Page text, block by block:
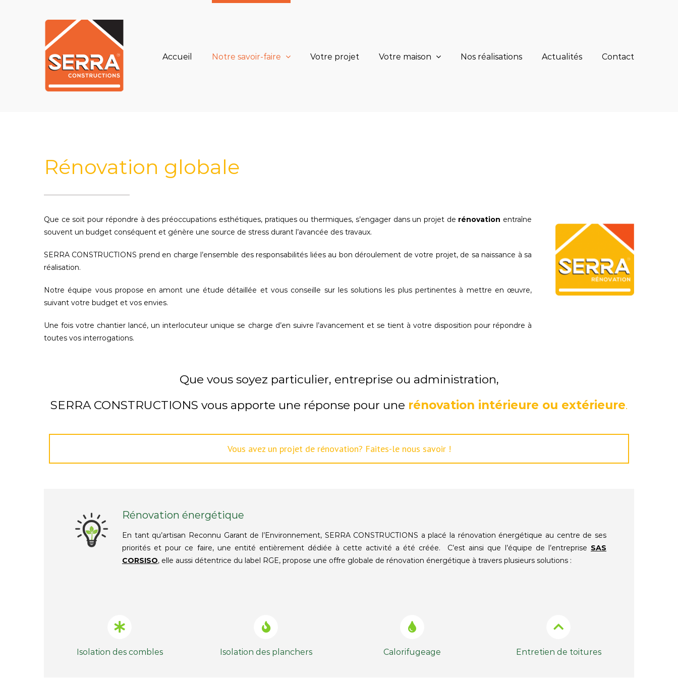
Accueil Notre savoir-faire Votre projet Votre maison Nos réalisations Actualités Contact
Rénovation globale
Que ce soit pour répondre à des préoccupations esthétiques, pratiques ou thermiques, s’engager dans un projet de rénovation entraîne
souvent un budget conséquent et génère une source de stress durant l’avancée des travaux.
SERRA CONSTRUCTIONS prend en charge l’ensemble des responsabilités liées au bon déroulement de votre projet, de sa naissance à sa
réalisation.
Notre équipe vous propose en amont une étude détaillée et vous conseille sur les solutions les plus pertinentes à mettre en œuvre,
suivant votre budget et vos envies.
Une fois votre chantier lancé, un interlocuteur unique se charge d’en suivre l’avancement et se tient à votre disposition pour répondre à
toutes vos interrogations.
Que vous soyez particulier, entreprise ou administration,
SERRA CONSTRUCTIONS vous apporte une réponse pour une rénovation intérieure ou extérieure.
Vous avez un projet de rénovation? Faites-le nous savoir !
Rénovation énergétique
En tant qu’artisan Reconnu Garant de l’Environnement, SERRA CONSTRUCTIONS a placé la rénovation énergétique au centre de ses
priorités et pour ce faire, une entité entièrement dédiée à cette activité a été créée. C’est ainsi que l’équipe de l’entreprise SAS
CORSISO, elle aussi détentrice du label RGE, propose une offre globale de rénovation énergétique à travers plusieurs solutions :
Isolation des combles Isolation des planchers Calorifugeage Entretien de toitures